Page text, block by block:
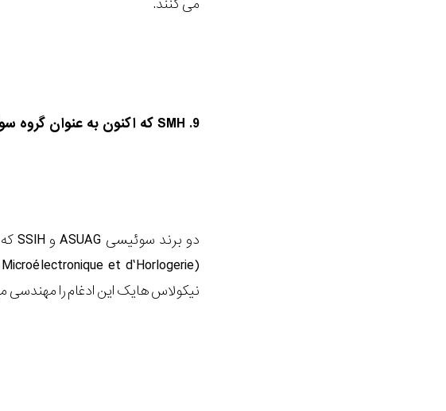
می کنند.
9. SMH که اکنون به عنوان گروه سوآچ معروف است، تشکیل می شود. 1983:
نیکولاس هایک این ادغام را مهندسی